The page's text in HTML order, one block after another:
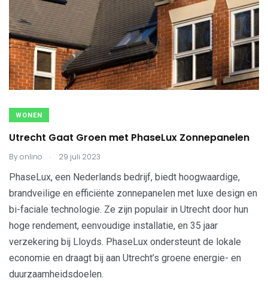
WONEN
Utrecht Gaat Groen met PhaseLux Zonnepanelen
Byonlino . 29 juli 2023
PhaseLux, een Nederlands bedrijf, biedt hoogwaardige,
brandveilige en efficiënte zonnepanelen met luxe design en
bi-faciale technologie. Ze zijn populair in Utrecht door hun
hoge rendement, eenvoudige installatie, en 35 jaar
verzekering bij Lloyds. PhaseLux ondersteunt de lokale
economie en draagt bij aan Utrecht’s groene energie- en
duurzaamheidsdoelen.